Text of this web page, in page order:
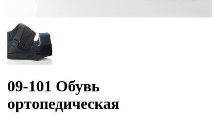
09-101 Обувь
ортопедическая